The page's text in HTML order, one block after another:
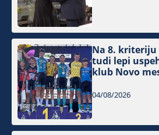
Na 8. kriteriju
tudi lepi
klub Novo
04/08/2026